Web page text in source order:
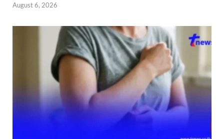
August 6, 2026